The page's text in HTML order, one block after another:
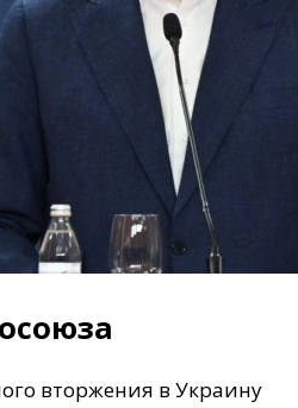
вторжения в Украину